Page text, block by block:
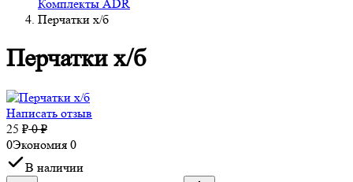
Комплекты ADR
Перчатки х/б
Перчатки х/б
Написать отзыв
25 ₽0₽
0Экономия 0
В наличии